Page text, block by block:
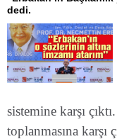
dedi.
sistemine karşı
toplanmasına karşı